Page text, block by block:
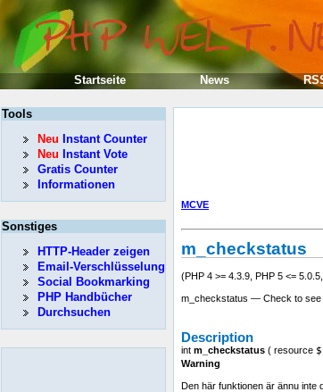
MCVE
m_checkstatus
(PHP 4 >= 4.3.9, PHP 5 <=
m_checkstatus — Check to see
Description
int m_checkstatus ( resource
Warning
Den här funktionen är ännu inte
Tools
Neu Instant Counter
Neu Instant Vote
Gratis Counter
Informationen
Sonstiges
HTTP-Header zeigen
Email-Verschlüsselung
Social Bookmarking
PHP Handbücher
Durchsuchen
Startseite News